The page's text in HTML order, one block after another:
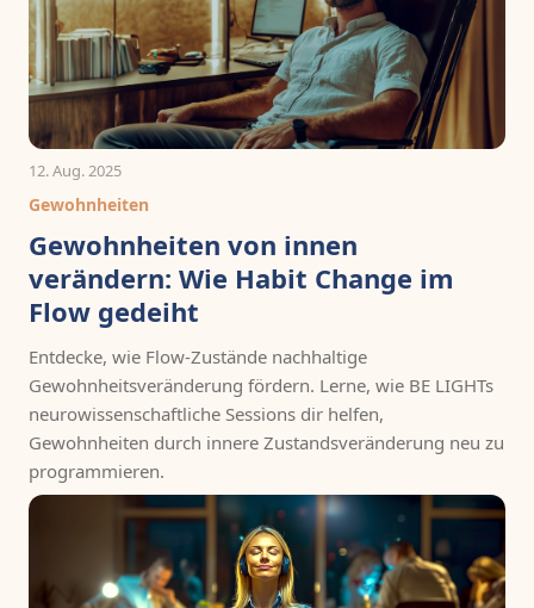
12. Aug. 2025
Gewohnheiten
Gewohnheiten von innen
verändern: Wie Habit Change im
Flow gedeiht
Entdecke, wie Flow-Zustände nachhaltige
Gewohnheitsveränderung fördern. Lerne, wie BE LIGHTs
neurowissenschaftliche Sessions dir helfen,
Gewohnheiten durch innere Zustandsveränderung neu zu
programmieren.